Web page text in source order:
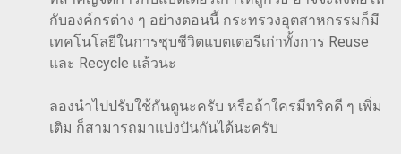
กับองค์กรต่าง ๆ อย่างตอนนี้ กระทรวงอุตสาหกรรมก็มี
เทคโนโลยีในการชุบชีวิตแบตเตอรีเก่าทั้งการ Reuse
และ Recycle แล้วนะ
ลองนำไปปรับใช้กันดูนะครับ หรือถ้าใครมีทริคดี ๆ เพิ่ม
เติม ก็สามารถมาแบ่งปันกันได้นะครับ